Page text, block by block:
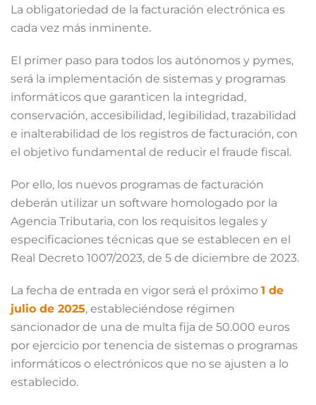
La obligatoriedad de la facturación electrónica es
cada vez más inminente.
El primer paso para todos los autónomos y pymes,
será la implementación de sistemas y programas
informáticos que garanticen la integridad,
conservación, accesibilidad, legibilidad, trazabilidad
e inalterabilidad de los registros de facturación, con
el objetivo fundamental de reducir el fraude fiscal.
Por ello, los nuevos programas de facturación
deberán utilizar un software homologado por la
Agencia Tributaria, con los requisitos legales y
especificaciones técnicas que se establecen en el
Real Decreto 1007/2023, de 5 de diciembre de 2023.
La fecha de entrada en vigor será el próximo 1 de
julio de 2025, estableciéndose régimen
sancionador de una de multa fija de 50.000 euros
por ejercicio por tenencia de sistemas o programas
informáticos o electrónicos que no se ajusten a lo
establecido.